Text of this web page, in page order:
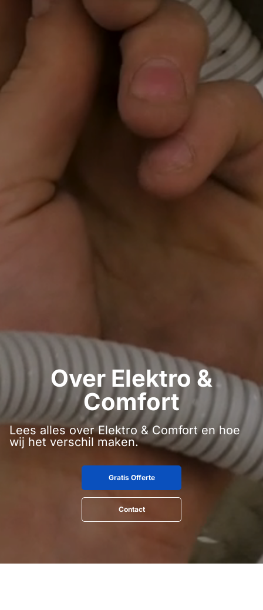
Over Elektro &
Comfort
Lees alles over Elektro & Comfort en hoe
wij het verschil maken.
Gratis Offerte
Contact